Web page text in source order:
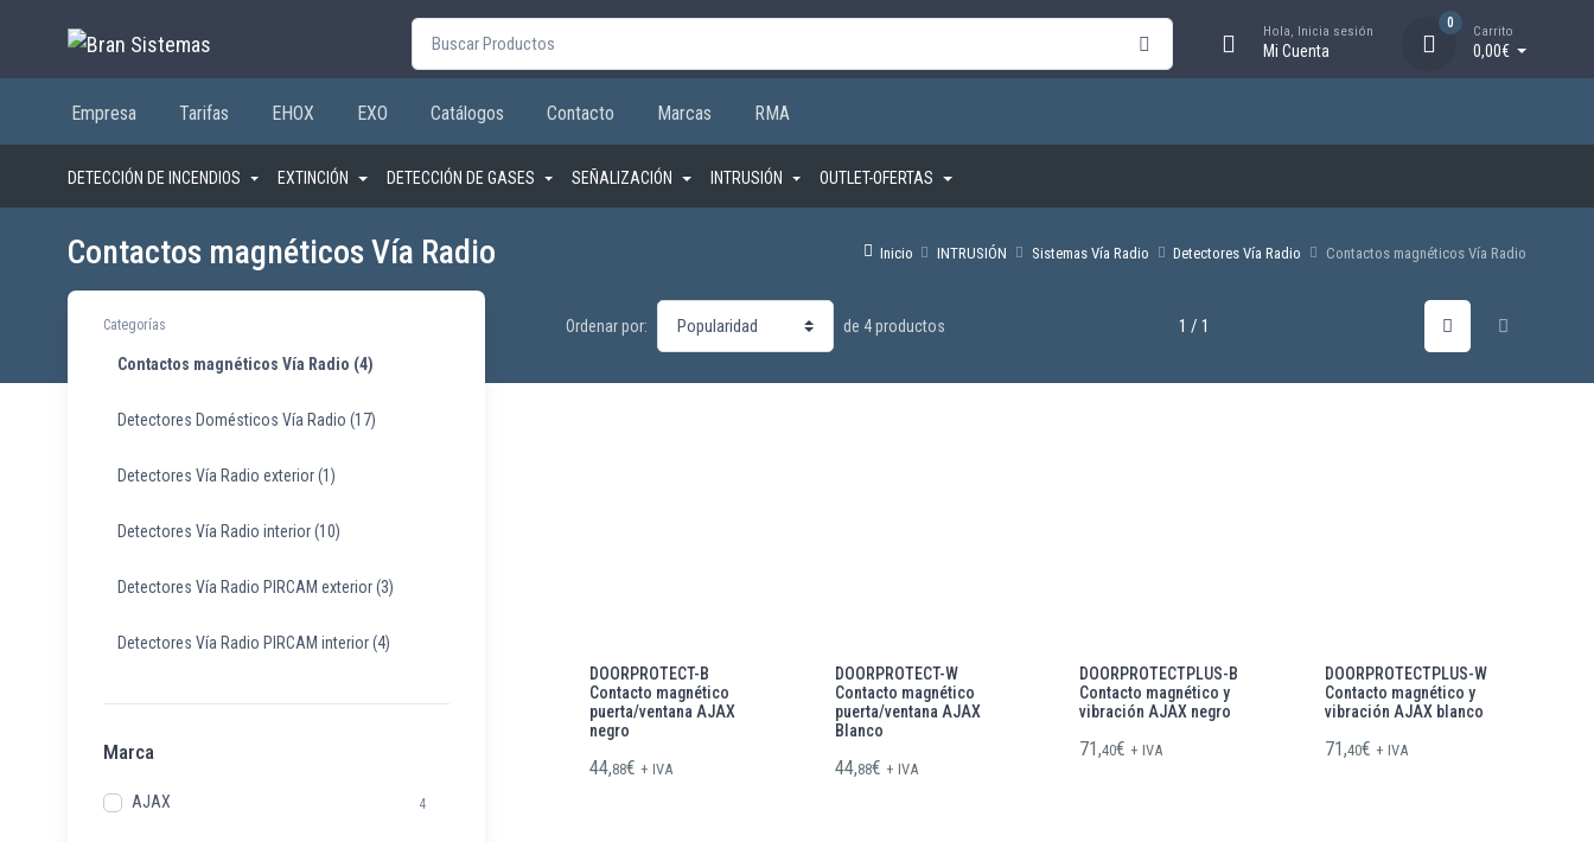
Buscar por: Hola, Inicia sesión
Mi Cuenta
0
Carrito
0,00€
Empresa Tarifas EHOX EXO Catálogos Contacto Marcas RMA
DETECCIÓN DE INCENDIOS EXTINCIÓN DETECCIÓN DE GASES SEÑALIZACIÓN INTRUSIÓN OUTLET-OFERTAS
Inicio INTRUSIÓN Sistemas Vía Radio Detectores Vía Radio Contactos magnéticos Vía Radio
Contactos magnéticos Vía Radio
Ordenar por: de 4 productos 1 / 1
DOORPROTECT-B
Contacto magnético
puerta/ventana AJAX
negro
44,88€ + IVA
DOORPROTECT-W
Contacto magnético
puerta/ventana AJAX
Blanco
44,88€ + IVA
DOORPROTECTPLUS-B
Contacto magnético y
vibración AJAX negro
71,40€ + IVA
DOORPROTECTPLUS-W
Contacto magnético y
vibración AJAX blanco
71,40€ + IVA
Categorías
Contactos magnéticos Vía Radio (4)
Detectores Domésticos Vía Radio (17)
Detectores Vía Radio exterior(1)
Detectores Vía Radio interior(10)
Detectores Vía Radio PIRCAM exterior(3)
Detectores Vía Radio PIRCAM interior(4)
Marca
AJAX 4